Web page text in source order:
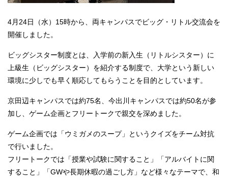
4月24日（水）15時から、両キャンパスでビッグ・リトル交流会を
開催しました。
ビッグシスター制度とは、入学前の新入生（リトルシスター）に
上級生（ビッグシスター）を紹介する制度で、大学という新しい
環境に少しでも早く順応してもらうことを目的としています。
京田辺キャンパスでは約75名、今出川キャンパスでは約50名が参
加し、ゲーム企画とフリートークで親交を深めました。
ゲーム企画では「ウミガメのスープ」というクイズをチーム対抗
で行いました。
フリートークでは「授業や試験に関すること」「アルバイトに関
すること」「GWや長期休暇の過ごし方」など様々なテーマで、和